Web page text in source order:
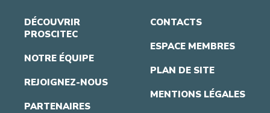
DÉCOUVRIR
PROSCITEC
NOTRE ÉQUIPE
REJOIGNEZ-NOUS
PARTENAIRES
CONTACTS
ESPACE MEMBRES
PLAN DE SITE
MENTIONS LÉGALES